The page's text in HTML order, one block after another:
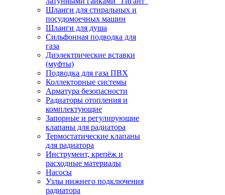
Шланги для стиральных и
посудомоечных машин
Шланги для душа
Сильфонная подводка для
газа
Диэлектрические вставки
(муфты)
Подводка для газа ПВХ
Коллекторные системы
Арматура безопасности
Радиаторы отопления и
комплектующие
Запорные и регулирующие
клапаны для радиатора
Термостатические клапаны
для радиатора
Инструмент, крепёж и
расходные материалы
Насосы
Узлы нижнего подключения
радиатора